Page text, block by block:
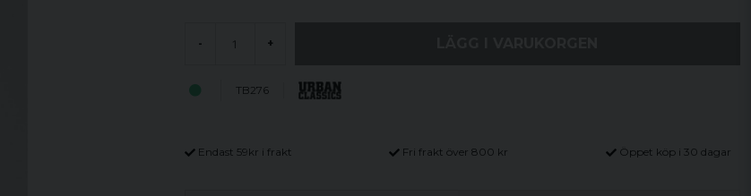
- +
TB276
Endast 59kr i frakt Fri frakt över 800 kr Öppet köp i 30 dagar